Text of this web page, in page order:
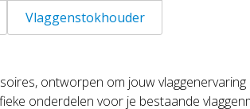
Vlaggenstokhouder
ontworpen om jouw
onderdelen voor je bestaande